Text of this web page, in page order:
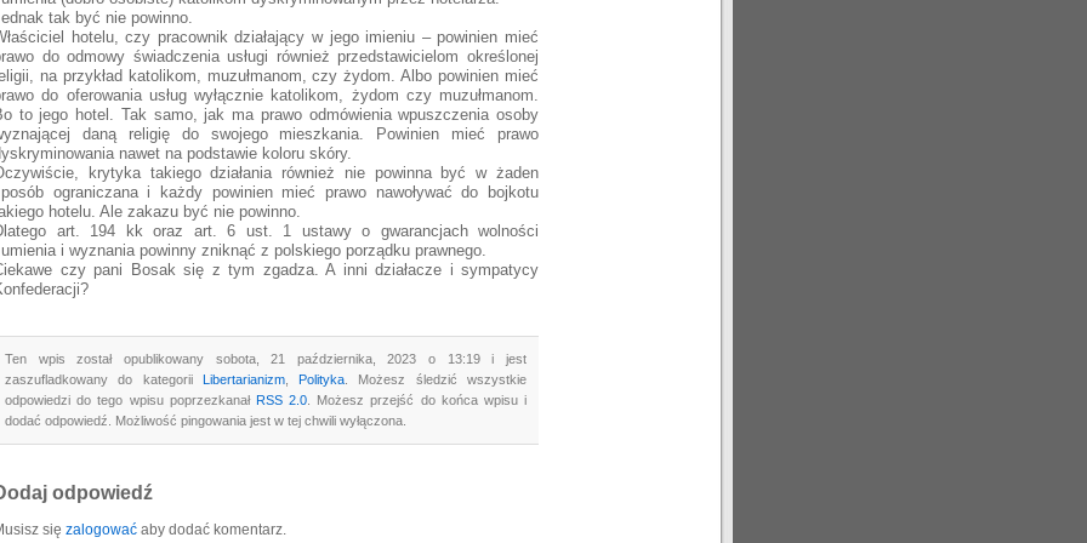
tak być nie powinno.
hotelu, czy pracownik działający w jego imieniu – powinien mieć
do odmowy świadczenia usługi również przedstawicielom określonej
na przykład katolikom, muzułmanom, czy żydom. Albo powinien mieć
do oferowania usług wyłącznie katolikom, żydom czy muzułmanom.
to jego hotel. Tak samo, jak ma prawo odmówienia wpuszczenia osoby
daną religię do swojego mieszkania. Powinien mieć prawo
nawet na podstawie koloru skóry.
krytyka takiego działania również nie powinna być w żaden
ograniczana i każdy powinien mieć prawo nawoływać do bojkotu
hotelu. Ale zakazu być nie powinno.
art. 194 kk oraz art. 6 ust. 1 ustawy o gwarancjach wolności
i wyznania powinny zniknąć z polskiego porządku prawnego.
czy pani Bosak się z tym zgadza. A inni działacze i sympatycy
Ten wpis został opublikowany sobota, 21 października, 2023 o 13:19 i jest
zaszufladkowany do kategorii Libertarianizm,Polityka . Możesz śledzić wszystkie
odpowiedzi do tego wpisu poprzezkanał RSS 2.0 . Możesz przejść do końca wpisu i
dodać odpowiedź. Możliwość pingowania jest w tej chwili wyłączona.
odpowiedź
się zalogować aby dodać komentarz.